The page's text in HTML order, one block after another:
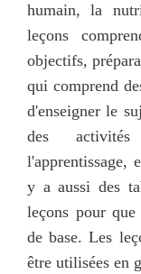
humain, la
leçons
objectifs,
qui comprend
d'enseigner le
des
l'apprentissage,
y a aussi des
leçons pour que
de base. Les
être utilisées en